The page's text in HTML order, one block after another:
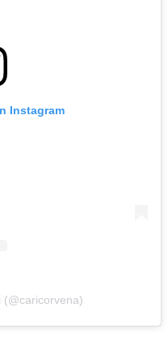
Instagram
(@caricorvena)